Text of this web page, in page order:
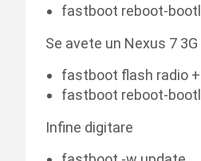
fastboot reboot-
Se avete un Nexus 7
fastboot flash radio
fastboot reboot-
Infine digitare